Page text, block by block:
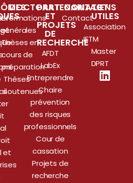
et
et
DOCTORAT
Informations
générales
Thèses en
cours de
préparation
Thèses
soutenues
PARTENARIATS
ET
PROJETS
DE
RECHERCHE
AFDT
LabEx
Entreprendre
Chaire
prévention
des risques
professionnels
Cour de
cassation
Projets de
recherche
CONTACT
Contact
LIENS
UTILES
Association
IETM
Master
DPRT